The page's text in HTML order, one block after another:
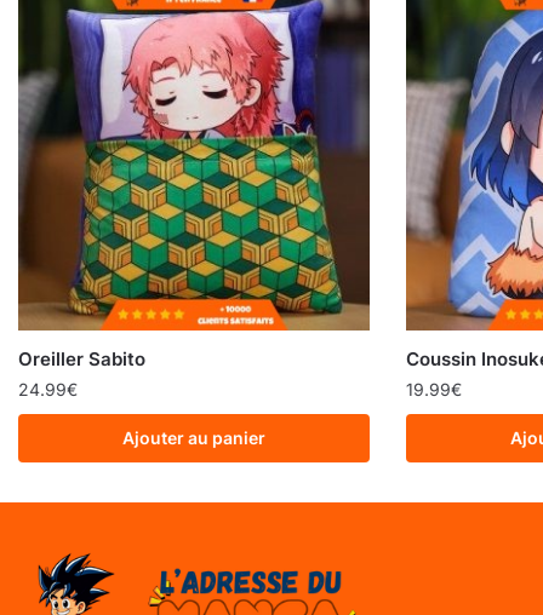
Oreiller Sabito
24.99€
Ajouter au panier
Coussin
19.99€